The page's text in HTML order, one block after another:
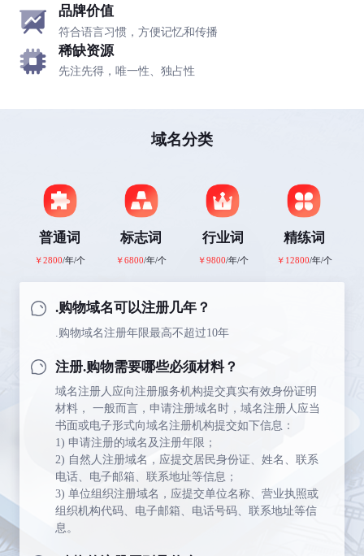
品牌价值
符合语言习惯，方便记忆和传播
稀缺资源
先注先得，唯一性、独占性
域名分类
普通词
￥2800/年/个
标志词
￥6800/年/个
行业词
￥9800/年/个
精练词
￥12800/年/个
.购物域名可以注册几年？
.购物域名注册年限最高不超过10年
注册.购物需要哪些必须材料？
域名注册人应向注册服务机构提交真实有效身份证明
材料， 一般而言，申请注册域名时，域名注册人应当
书面或电子形式向域名注册机构提交如下信息：
1) 申请注册的域名及注册年限；
2) 自然人注册域名，应提交居民身份证、姓名、联系
电话、电子邮箱、联系地址等信息；
3) 单位组织注册域名，应提交单位名称、营业执照或
组织机构代码、电子邮箱、电话号码、联系地址等信
息。